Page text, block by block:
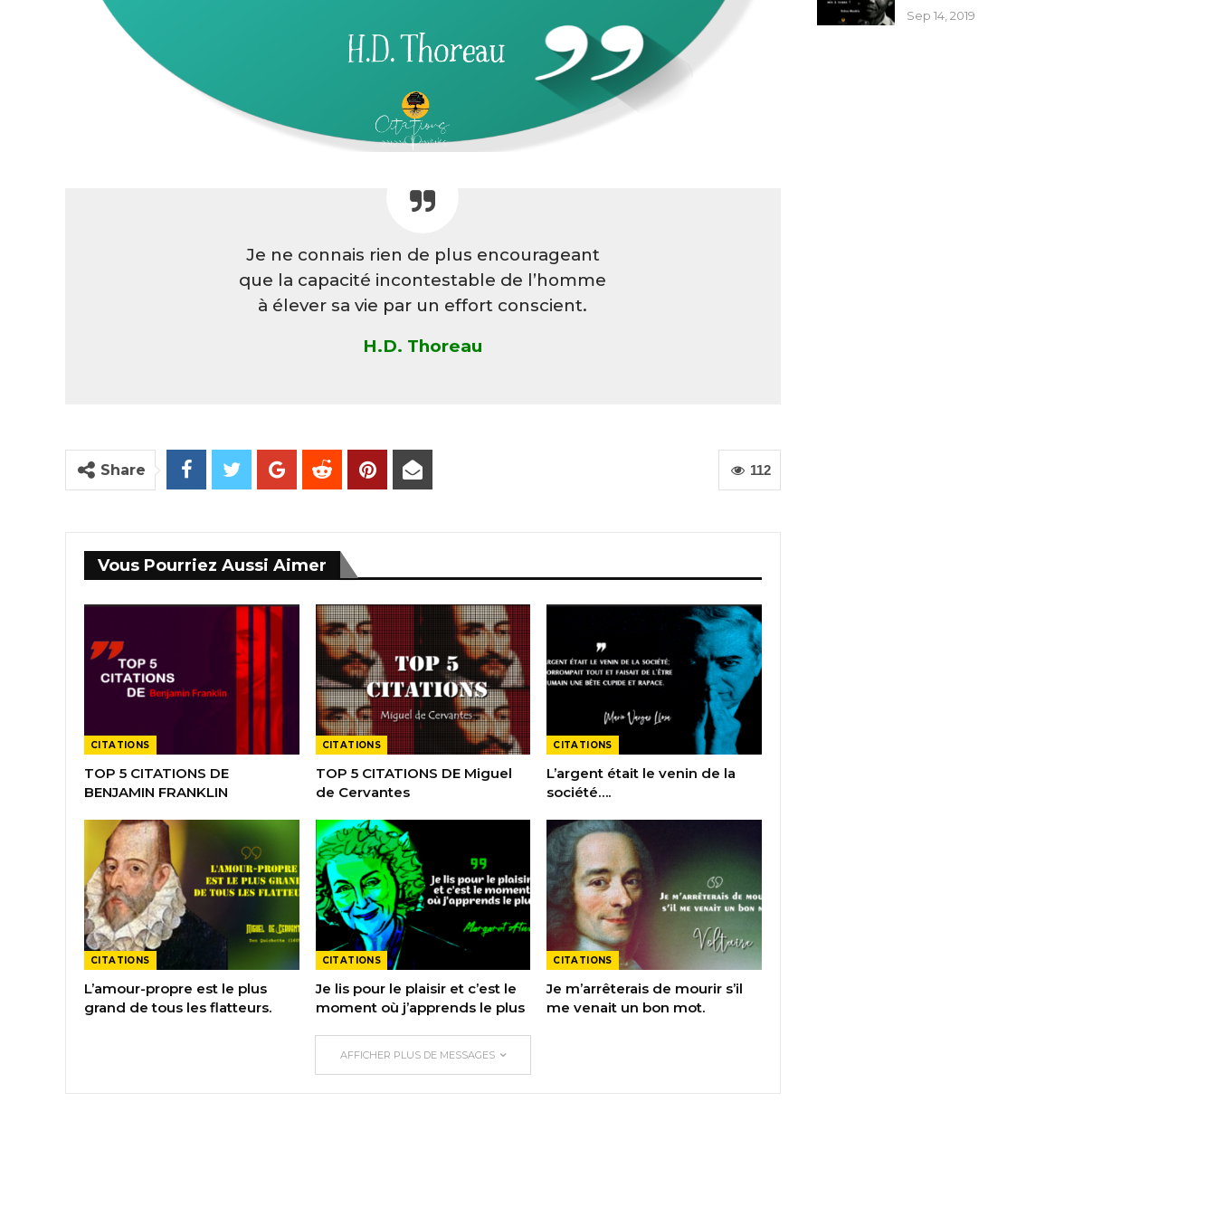
Je ne connais rien de plus encourageant
que la capacité incontestable de l’homme
à élever sa vie par un effort conscient.
H.D. Thoreau
112
Share
Vous Pourriez Aussi Aimer
CITATIONS
TOP 5 CITATIONS DE
BENJAMIN FRANKLIN
CITATIONS
TOP 5 CITATIONS DE Miguel
de Cervantes
CITATIONS
L’argent était le venin de la
société….
CITATIONS
L’amour-propre est le plus
grand de tous les flatteurs.
CITATIONS
Je lis pour le plaisir et c’est le
moment où j’apprends le plus
CITATIONS
Je m’arrêterais de mourir s’il
me venait un bon mot.
AFFICHER PLUS DE MESSAGES
Sep 14, 2019